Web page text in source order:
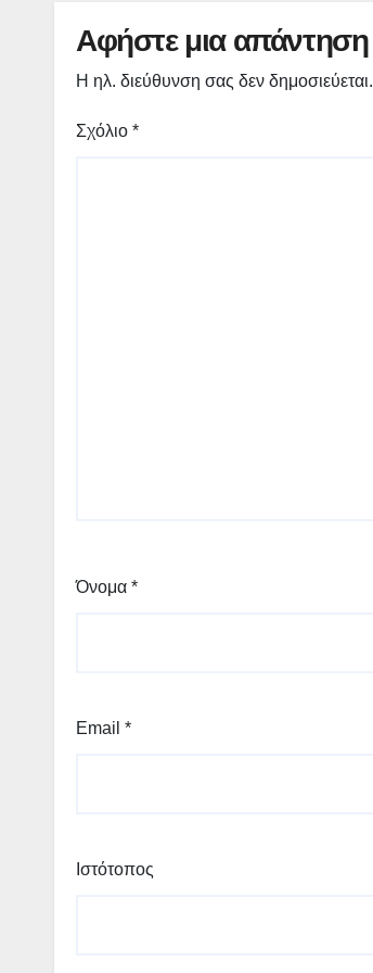
(εικόνες)
Αφήστε μια απάντηση
Η ηλ. διεύθυνση σας δεν δημοσιεύεται.
Σχόλιο *
Όνομα *
Email *
Ιστότοπος